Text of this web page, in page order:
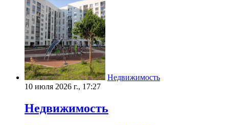
Недвижимость
10 июля 2026 г., 17:27
Недвижимость